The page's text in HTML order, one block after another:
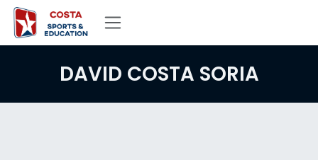
Ir al contenido
DAVID COSTA SORIA